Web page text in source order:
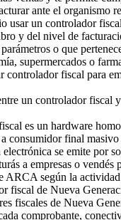
ante el organismo
usar un controlador
y del nivel de
o que
supermercados o
controlador fiscal para
un controlador fiscal
es un hardware
consumidor final masivo
electrónica se emite por
a empresas o vendés
ARCA según la
fiscal de Nueva
fiscales de Nueva
comprobante,